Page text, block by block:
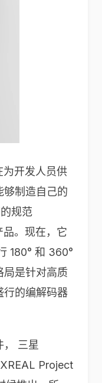
开发人员供
够制造自己的
规范
。现在，它
180° 和 360°
局是针对高质
行的编解码器
， 三星
Project